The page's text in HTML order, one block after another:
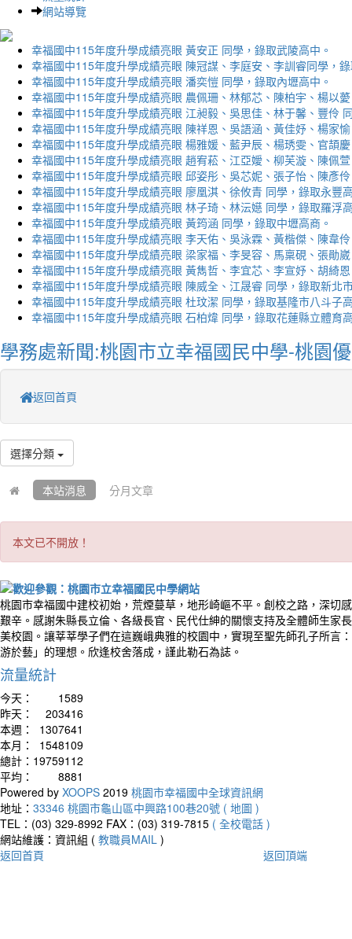
網站導覽
幸福國中115年度升學成績亮眼 黃安正 同學，錄取武陵高中。
幸福國中115年度升學成績亮眼 陳冠謀、李庭安、李訓睿同學，
幸福國中115年度升學成績亮眼 潘奕愷 同學，錄取內壢高中。
幸福國中115年度升學成績亮眼 農佩珊、林郁芯、陳柏宇、楊以
幸福國中115年度升學成績亮眼 江昶毅、吳思佳、林于馨、豐伶
幸福國中115年度升學成績亮眼 陳祥恩、吳語涵、黃佳妤、楊家
幸福國中115年度升學成績亮眼 楊雅媛、藍尹辰、楊琇雯、官頡
幸福國中115年度升學成績亮眼 趙宥菘、江亞嬡、柳芙漩、陳佩
幸福國中115年度升學成績亮眼 邱姿彤、吳芯妮、張子怡、陳彥
幸福國中115年度升學成績亮眼 廖凰淇、徐攸青 同學，錄取永豐
幸福國中115年度升學成績亮眼 林子琦、林沄嬨 同學，錄取羅浮
幸福國中115年度升學成績亮眼 黃筠涵 同學，錄取中壢高商。
幸福國中115年度升學成績亮眼 李天佑、吳泳霖、黃楷傑、陳韋
幸福國中115年度升學成績亮眼 梁家福、李旻容、馬稟硯、張勛
幸福國中115年度升學成績亮眼 黃雋哲、李宜芯、李宣妤、胡綺
幸福國中115年度升學成績亮眼 陳威全、江晟睿 同學，錄取新北
幸福國中115年度升學成績亮眼 杜玟潔 同學，錄取基隆市八斗子
幸福國中115年度升學成績亮眼 石柏煒 同學，錄取花蓮縣立體育
學務處新聞:桃園市立幸福國民中學-桃園
返回首頁
選擇分類
本站消息 分月文章
本文已不開放！
桃園市幸福國中建校初始，荒煙蔓草，地形崎嶇不平。創校之路，深切
艱辛。感謝朱縣長立倫、各級長官、民代仕紳的關懷支持及全體師生家
美校園。讓莘莘學子們在這巍峨典雅的校園中，實現至聖先師孔子所言
游於藝」的理想。欣逢校舍落成，謹此勒石為誌。
流量統計
今天：
1589
昨天：
203416
本週：
1307641
本月：
1548109
總計： 19759112
平均：
8881
Powered by XOOPS 2019 桃園市幸福國中全球資訊網
地址： 33346 桃園市龜山區中興路100巷20號 ( 地圖 )
TEL：(03) 329-8992 FAX：(03) 319-7815 ( 全校電話 )
網站維護：資訊組 ( 教職員MAIL )
返回首頁
返回頂端